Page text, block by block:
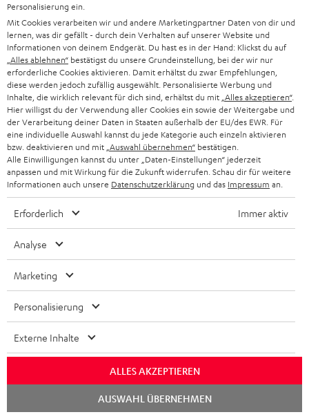
Downloads und Service
D
o
k
m
n
t
e
u
m
Konformitätserklärung: Stand-Lautsprecher T 500 F 16
Quick Start Guide: Stand-Lautsprecher T 500 F 16
P
r
o
d
Hilfe zu diesem Produkt
Versandinfos
Personalisierung ein.
Mit Cookies verarbeiten wir und andere Marketingpartner Daten von dir und
lernen, was dir gefällt - durch dein Verhalten auf unserer Website und
Informationen von deinem Endgerät. Du hast es in der Hand: Klickst du auf
„Alles ablehnen“ bestätigst du unsere Grundeinstellung, bei der wir nur
erforderliche Cookies aktivieren. Damit erhältst du zwar Empfehlungen,
diese werden jedoch zufällig ausgewählt. Personalisierte Werbung und
Inhalte, die wirklich relevant für dich sind, erhältst du mit „Alles akzeptieren“.
Hier willigst du der Verwendung aller Cookies ein sowie der Weitergabe und
der Verarbeitung deiner Daten in Staaten außerhalb der EU/des EWR. Für
eine individuelle Auswahl kannst du jede Kategorie auch einzeln aktivieren
bzw. deaktivieren und mit „Auswahl übernehmen“ bestätigen.
Alle Einwilligungen kannst du unter „Daten-Einstellungen“ jederzeit
anpassen und mit Wirkung für die Zukunft widerrufen. Schau dir für weitere
Informationen auch unsere Datenschutzerklärung und das Impressum an.
Erforderlich Immer aktiv
Analyse
Marketing
Personalisierung
Externe Inhalte
ALLES AKZEPTIEREN
AUSWAHL ÜBERNEHMEN